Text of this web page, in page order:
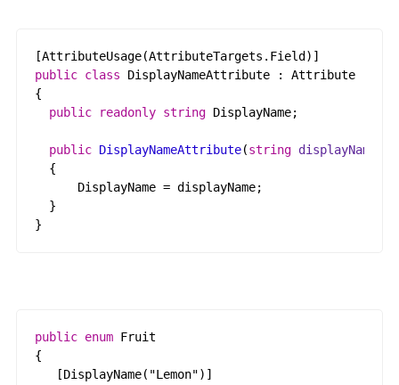
[AttributeUsage(AttributeTargets . Field ) ]
public class DisplayNameAttribute :
Attribute
{
public
readonly string DisplayName;
public DisplayNameAttribute(string displayName
{
DisplayName = displayName;
}
}
public enum Fruit
{
[DisplayName( "Lemon") ]